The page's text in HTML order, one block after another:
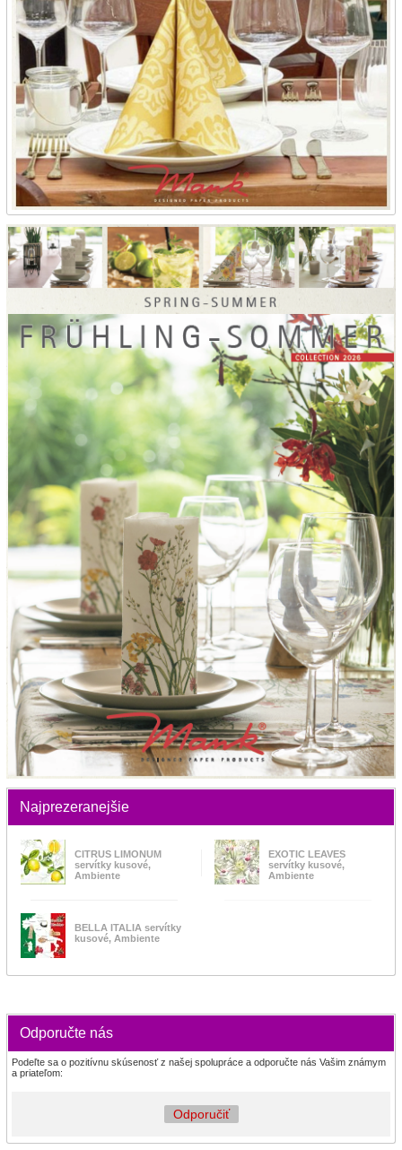
Najprezeranejšie
CITRUS LIMONUM
servítky kusové,
Ambiente
EXOTIC LEAVES
servítky kusové,
Ambiente
BELLA ITALIA servítky
kusové, Ambiente
Odporučte nás
Podeľte sa o pozitívnu skúsenosť z našej spolupráce a odporučte nás Vašim známym
a priateľom:
Odporučiť